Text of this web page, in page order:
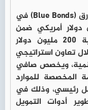
أصدر بنك الإسكان أول إسناد قرض أزرق (Blue Bonds) في
تبلغ 100 مليون دولار أمريكي ضمن
البرنامج الذي تبلغ قيمته الاجمالية 200 مليون دولار
تعاون استراتيجي
ويخصص صافي
المخصصة للموارد
رئيسي، وذلك في
أدوات التمويل